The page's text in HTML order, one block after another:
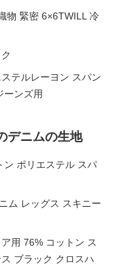
物 緊密 6×6TWILL 冷
テルレーヨン スパン
ーンズ用
デニムの生地
ン ポリエステル スパ
ム レッグス スキニー
用 76% コットン ス
ブラック クロスハ